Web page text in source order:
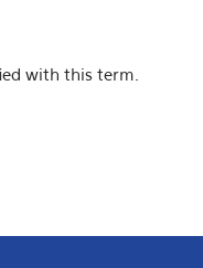
with this term.